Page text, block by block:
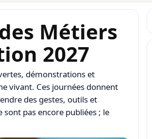
Métiers
2027
démonstrations et
vivant. Ces journées donnent
des gestes, outils et
pas encore publiées ; le